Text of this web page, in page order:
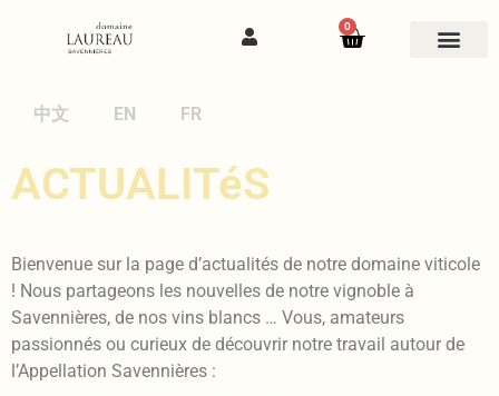
0
中文 EN FR
ACTUALITéS
Bienvenue sur la page d’actualités de notre domaine viticole
! Nous partageons les nouvelles de notre vignoble à
Savennières, de nos vins blancs … Vous, amateurs
passionnés ou curieux de découvrir notre travail autour de
l’Appellation Savennières :